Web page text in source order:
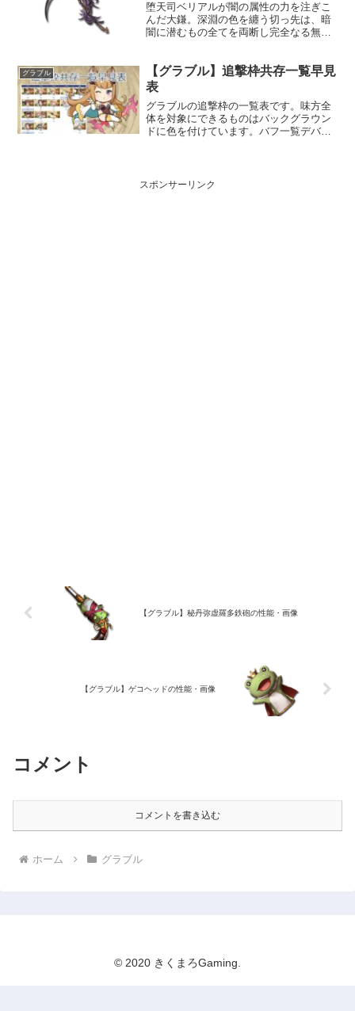
堕天司ベリアルが闇の属性の力を注ぎこ
んだ大鎌。深淵の色を纏う切っ先は、暗
闇に潜むもの全てを両断し完全なる無へ
う。性能属性武器種解放段階闇斧HP攻撃
力MAXLv120178...
グラブル
【グラブル】追撃枠共存一覧早見
表
グラブルの追撃枠の一覧表です。味方全
体を対象にできるものはバックグラウン
ドに色を付けています。バフ一覧デバフ
昇系と合わせると強力無...
スポンサーリンク
【グラブル】秘丹弥虚羅多鉄砲の性能・画像
【グラブル】ゲコヘッドの性能・画像
コメント
コメントを書き込む
ホーム グラブル
© 2020 きくまろGaming.